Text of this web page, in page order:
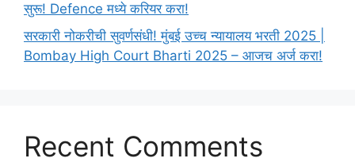
सुरू! Defence मध्ये करियर करा!
सरकारी नोकरीची सुवर्णसंधी! मुंबई उच्च न्यायालय भरती 2025 |
Bombay High Court Bharti 2025 – आजच अर्ज करा!
Recent Comments